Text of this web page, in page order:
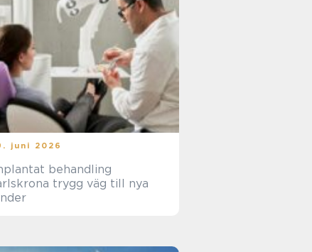
juni 2026
behandling
trygg väg till nya